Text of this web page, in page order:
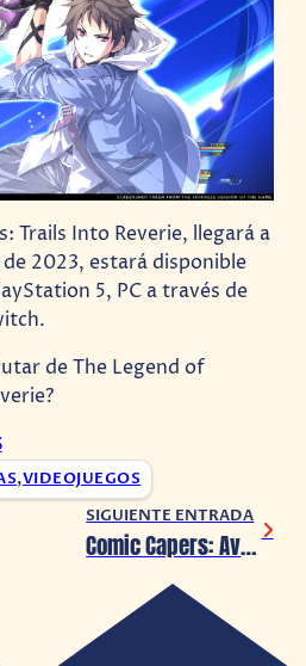
Trails Into Reverie, llegará a
2023, estará disponible
5, PC a través de
de The Legend of
,VIDEOJUEGOS
SIGUIENTE ENTRADA
Comic Capers: Aventuras de apuestas Reveladas en Historias gráficas